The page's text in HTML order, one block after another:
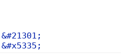
&#21301;
&#x5335;